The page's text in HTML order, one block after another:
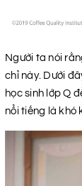
Người ta nói
chỉ này. Dưới
học sinh lớp Q
nổi tiếng là khó